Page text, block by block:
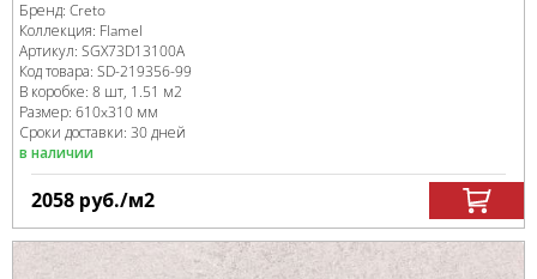
Бренд: Creto
Коллекция: Flamel
Артикул: SGX73D13100A
Код товара: SD-219356-99
В коробке: 8 шт, 1.51 м2
Размер: 610x310 мм
Сроки доставки: 30 дней
в наличии
2058 руб./м2